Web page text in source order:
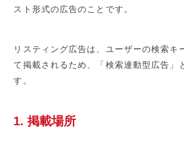
スト形式の広告のことです。
リスティング広告は、ユーザーの検索キ
て掲載されるため、「検索連動型広告」
す。
1. 掲載場所